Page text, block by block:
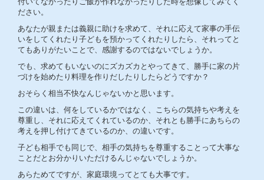
ださい。
あなたが親または義親に助けを求めて、それに応えて家事の手伝
いをしてくれたり子どもを預かってくれたりしたら、それってと
てもありがたいことで、感謝するのではないでしょうか。
でも、求めてもいないのにズカズカとやってきて、勝手に家の片
づけを始めたり料理を作りだしたりしたらどうですか？
おそらく相当不快なんじゃないかと思います。
この違いは、何をしているかではなく、こちらの気持ちや考えを
尊重し、それに応えてくれているのか、それとも勝手にあちらの
考えを押し付けてきているのか、の違いです。
子ども相手でも同じで、相手の気持ちを尊重することって大事な
ことだとお分かりいただけるんじゃないでしょうか。
あらためてですが、家庭環境ってとても大事です。